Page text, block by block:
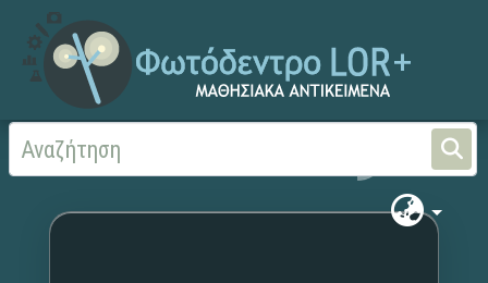
Αρχική Χωρίς τίτλο